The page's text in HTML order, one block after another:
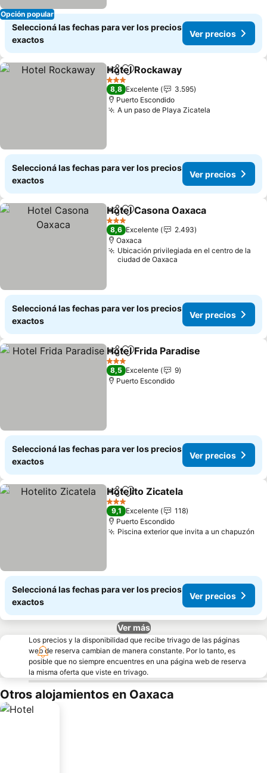
Opción popular
Seleccioná las fechas para ver los precios
exactos
Ver precios
CompartirAñadir a favoritos
Hotel Rockaway
3 Estrellas
8,8 Excelente
3.595
Puerto Escondido
A un paso de Playa Zicatela
Seleccioná las fechas para ver los precios
exactos
Ver precios
CompartirAñadir a favoritos
Hotel Casona Oaxaca
3 Estrellas
8,6 Excelente
2.493
Oaxaca
Ubicación privilegiada en el centro de la
ciudad de Oaxaca
Seleccioná las fechas para ver los precios
exactos
Ver precios
CompartirAñadir a favoritos
Hotel Frida Paradise
3 Estrellas
8,5 Excelente
9
Puerto Escondido
Seleccioná las fechas para ver los precios
exactos
Ver precios
CompartirAñadir a favoritos
Hotelito Zicatela
3 Estrellas
9,1 Excelente
118
Puerto Escondido
Piscina exterior que invita a un chapuzón
Seleccioná las fechas para ver los precios
exactos
Ver precios
Ver más
Los precios y la disponibilidad que recibe trivago de las páginas
web de reserva cambian de manera constante. Por lo tanto, es
posible que no siempre encuentres en una página web de reserva
la misma oferta que viste en trivago.
Otros alojamientos en Oaxaca